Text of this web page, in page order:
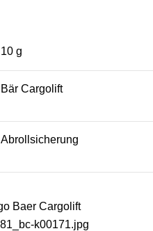
10 g
Bär Cargolift
Abrollsicherung